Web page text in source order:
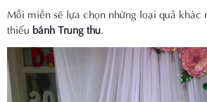
Mỗi miền sẽ lựa chọn những loại quả khác
thiếu bánh Trung thu.